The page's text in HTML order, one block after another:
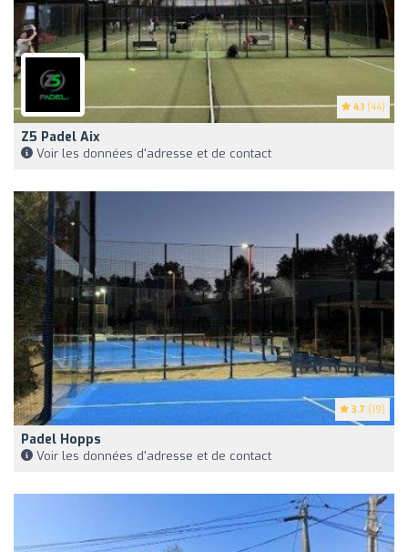
4.1 (44)
Z5 Padel Aix
Voir les données d'adresse et de contact
3.7 (19)
Padel Hopps
Voir les données d'adresse et de contact